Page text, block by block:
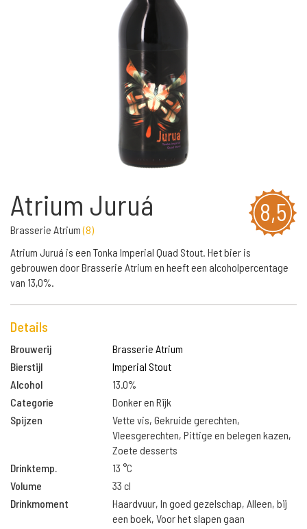
8,5
Atrium Juruá
Brasserie Atrium(8)
Atrium Juruá is een Tonka Imperial Quad Stout. Het bier is
gebrouwen door Brasserie Atrium en heeft een alcoholpercentage
van 13,0%.
Details
Brouwerij
Brasserie Atrium
Bierstijl
Imperial Stout
Alcohol
13.0%
Categorie
Donker en Rijk
Spijzen
Vette vis, Gekruide gerechten,
Vleesgerechten, Pittige en belegen kazen,
Zoete desserts
Drinktemp.
13 °C
Volume
33 cl
Drinkmoment
Haardvuur, In goed gezelschap, Alleen, bij
een boek, Voor het slapen gaan